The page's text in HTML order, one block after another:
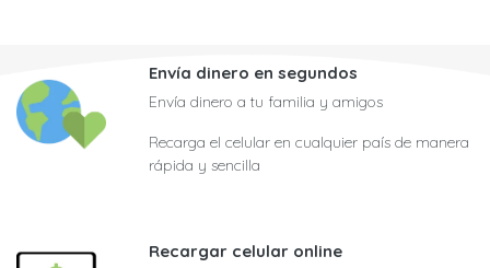
Envía dinero en segundos
Envía dinero a tu familia y amigos
Recarga el celular en cualquier país de manera
rápida y sencilla
Recargar celular online